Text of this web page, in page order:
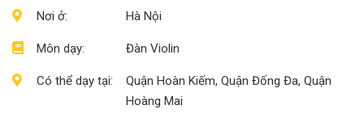
Nơi ở:
Môn dạy:
Có thể dạy tại:
Hà Nội
Đàn Violin
Quận Hoàn Kiếm, Quận Đống Đa, Quận
Hoàng Mai